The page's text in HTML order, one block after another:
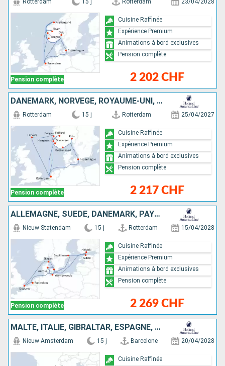
Pension complète
Rotterdam 15 j Rotterdam 23/04/2028
2 202 CHF
Cuisine Raffinée
Expérience Premium
Animations à bord exclusives
Pension complète
DANEMARK, NORVÈGE, ROYAUME-UNI, PAYS-BAS
Pension complète
Rotterdam 15 j Rotterdam 25/04/2027
2 217 CHF
Cuisine Raffinée
Expérience Premium
Animations à bord exclusives
Pension complète
ALLEMAGNE, SUÈDE, DANEMARK, PAYS-BAS, FINLANDE, ESTONIE, ROYAUME-UNI
Pension complète
Nieuw Statendam 15 j Rotterdam 15/04/2028
2 269 CHF
Cuisine Raffinée
Expérience Premium
Animations à bord exclusives
Pension complète
MALTE, ITALIE, GIBRALTAR, ESPAGNE, MAJORQUE, TUNISIE, FRANCE
Nieuw Amsterdam 15 j Barcelone 20/04/2028
Cuisine Raffinée